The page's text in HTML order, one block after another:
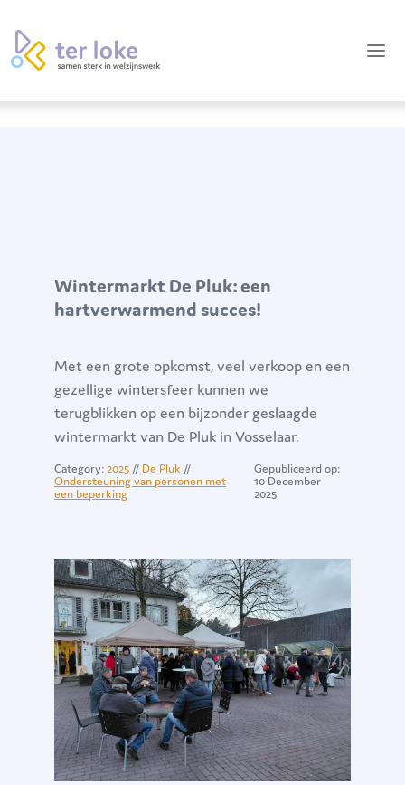
Wintermarkt De Pluk: een
hartverwarmend succes!
Met een grote opkomst, veel verkoop en een
gezellige wintersfeer kunnen we
terugblikken op een bijzonder geslaagde
wintermarkt van De Pluk in Vosselaar.
Category:2025 // De Pluk //
Ondersteuning van personen met
een beperking
Gepubliceerd op:
10 December
2025